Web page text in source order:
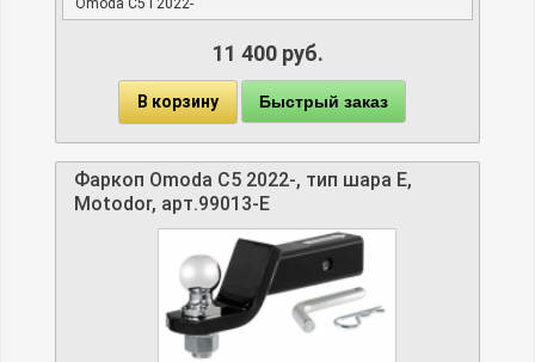
11 400 руб.
В корзину Быстрый заказ
Фаркоп Omoda C5 2022-, тип шара E,
Motodor, арт.99013-E